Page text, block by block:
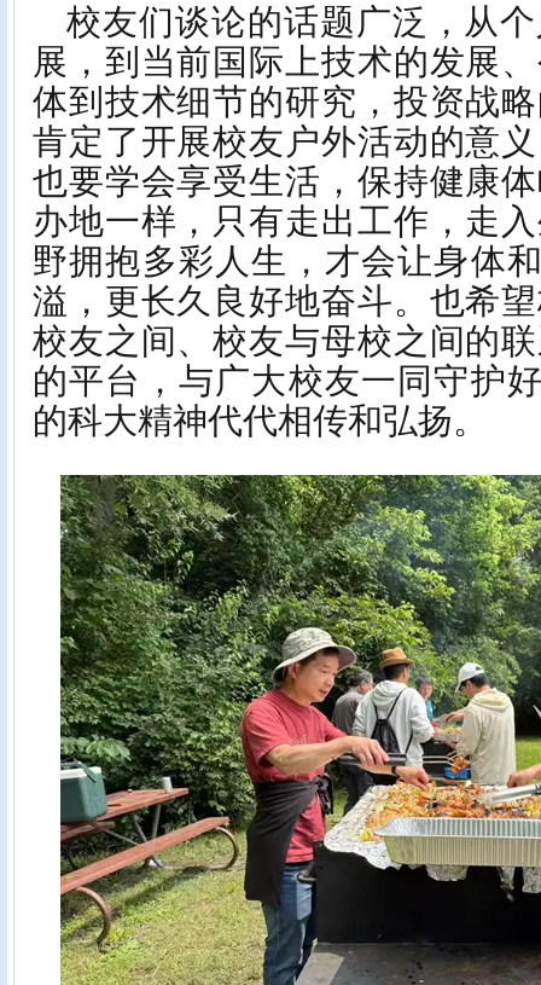
校友们谈论的话题广泛，从
展，到当前国际上技术的发展
体到技术细节的研究，投资战
肯定了开展校友户外活动的意
也要学会享受生活，保持健康
办地一样，只有走出工作，走
野拥抱多彩人生，才会让身体
溢，更长久良好地奋斗。也希
校友之间、校友与母校之间的
的平台，与广大校友一同守护
的科大精神代代相传和弘扬。